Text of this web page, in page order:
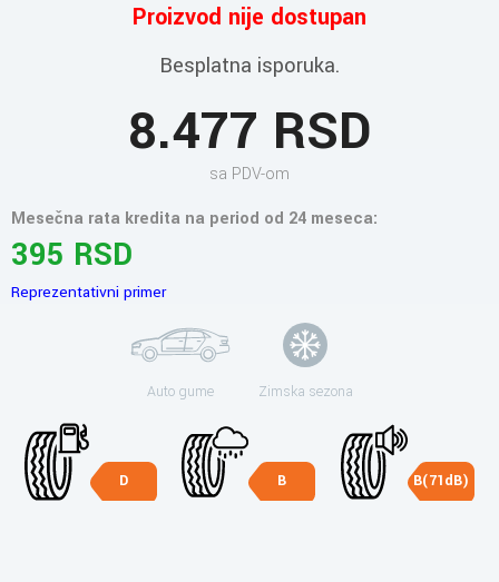
Proizvod nije dostupan
Besplatna isporuka.
8.477 RSD
sa PDV-om
Mesečna rata kredita na period od 24 meseca:
395 RSD
Reprezentativni primer
Auto gume Zimska sezona
D B B(71dB)